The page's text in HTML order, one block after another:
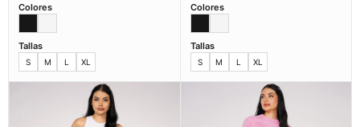
Colores
Tallas
S M L XL
Colores
Tallas
S M L XL